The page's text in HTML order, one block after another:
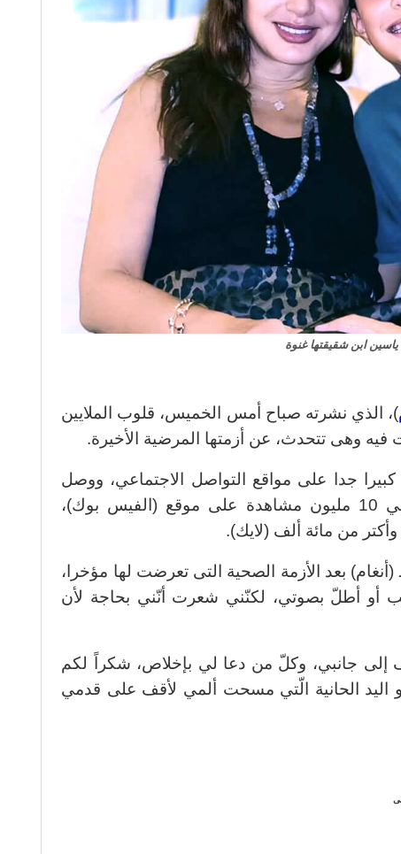
ياسين ابن شقيقتها غنوة
)، الذي نشرته صباح أمس الخميس، قلوب الملايين
فيه وهى تتحدث، عن أزمتها المرضية الأخيرة.
جدا على مواقع التواصل الاجتماعي، ووصل
حتى الآن ـ كتابة التقرير ـ إلى حوالي 10 مليون مشاهدة على موقع (الفيس بوك)،
بعد الأزمة الصحية التى تعرضت لها مؤخرا،
أو أطلّ بصوتي، لكنّني شعرت أنّني بحاجة لأن
جانبي، وكلّ من دعا لي بإخلاص، شكراً لكم
اليد الحانية الّتي مسحت ألمي لأقف على قدمي